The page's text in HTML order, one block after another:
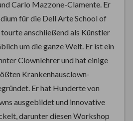
Carlo Mazzone-Clamente. Er
für die Dell Arte School of
anschließend als Künstler
um die ganze Welt. Er ist ein
Clownlehrer und hat einige
Krankenhausclown-
Er hat Hunderte von
ausgebildet und innovative
darunter diesen Workshop